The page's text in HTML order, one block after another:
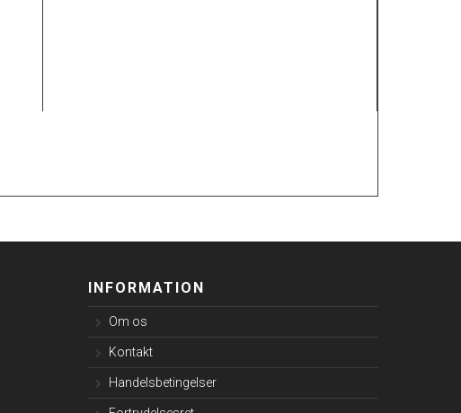
INFORMATION
Om os
Kontakt
Handelsbetingelser